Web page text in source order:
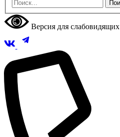
Версия для слабовидящих